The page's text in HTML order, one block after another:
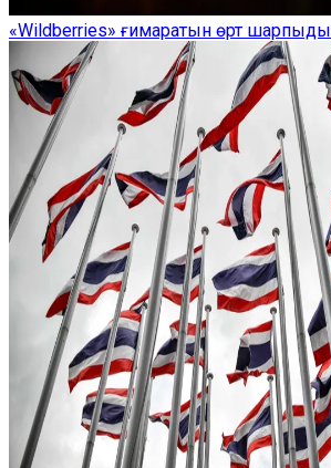
«Wildberries» ғимаратын өрт шарпыды